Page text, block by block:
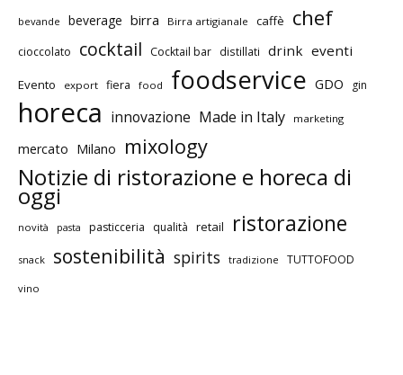
bevande beverage birra Birra artigianale caffè chef
cioccolato cocktail Cocktail bar distillati drink eventi
Evento export fiera food foodservice GDO gin
horeca innovazione Made in Italy marketing
mercato Milano mixology
Notizie di ristorazione e horeca di
oggi
novità pasta pasticceria qualità retail ristorazione
snack sostenibilità spirits tradizione TUTTOFOOD
vino